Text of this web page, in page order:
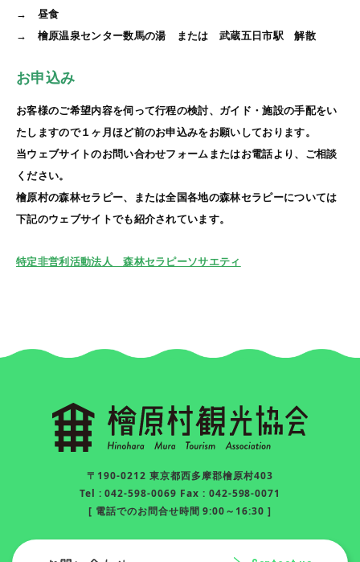
→ 昼食
→ 檜原温泉センター数馬の湯 または 武蔵五日市駅 解散
お申込み
お客様のご希望内容を伺って行程の検討、ガイド・施設の手配をい
たしますので１ヶ月ほど前のお申込みをお願いしております。
当ウェブサイトのお問い合わせフォームまたはお電話より、ご相談
ください。
檜原村の森林セラピー、または全国各地の森林セラピーについては
下記のウェブサイトでも紹介されています。
特定非営利活動法人 森林セラピーソサエティ
〒190-0212 東京都西多摩郡檜原村403
Tel : 042-598-0069 Fax : 042-598-0071
[ 電話でのお問合せ時間 9:00～16:30 ]